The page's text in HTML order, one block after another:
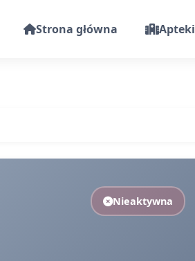
Strona główna Apteki
Nieaktywna